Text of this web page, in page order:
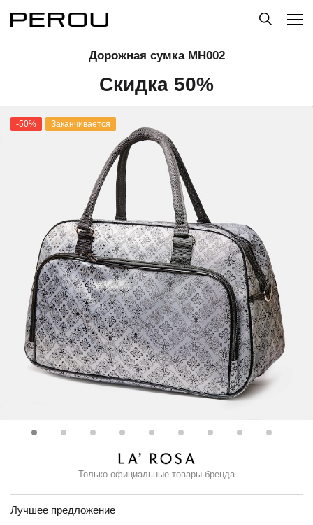
Дорожная сумка MH002
Скидка 50%
-50% Заканчивается
Только официальные товары бренда
Лучшее предложение